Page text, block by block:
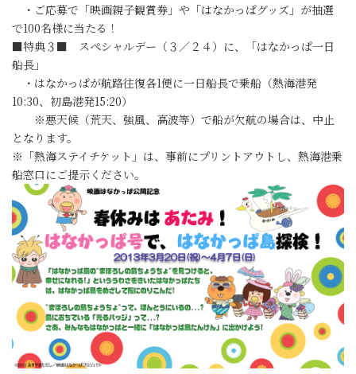
・ご応募で「映画親子観賞券」や「はなかっぱグッズ」が抽選
で100名様に当たる！
■特典３■ スペシャルデー（３／２４）に、「はなかっぱ一日
船長」
・はなかっぱが航路往復各1便に一日船長で乗船（熱海港発
10:30、初島港発15:20）
※悪天候（荒天、強風、高波等）で船が欠航の場合は、中止
となります。
※「熱海ステイチケット」は、事前にプリントアウトし、熱海港乗
船窓口にご提示ください。